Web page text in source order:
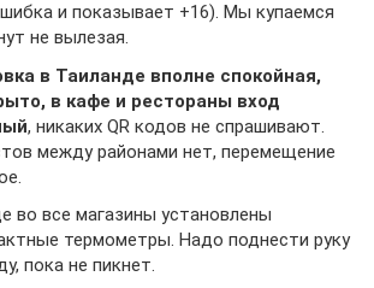
и показывает +16). Мы купаемся
не вылезая.
в Таиланде вполне спокойная,
в кафе и рестораны вход
, никаких QR кодов не спрашивают.
между районами нет, перемещение
во все магазины установлены
термометры. Надо поднести руку
пока не пикнет.